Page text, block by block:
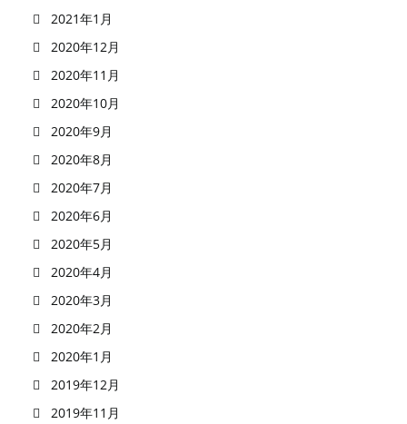
2021年1月
2020年12月
2020年11月
2020年10月
2020年9月
2020年8月
2020年7月
2020年6月
2020年5月
2020年4月
2020年3月
2020年2月
2020年1月
2019年12月
2019年11月